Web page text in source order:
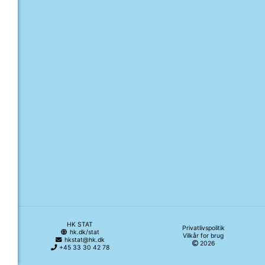
HK STAT
hk.dk/stat
hkstat@hk.dk
+45 33 30 42 78
Privatlivspolitik
Vilkår for brug
2026